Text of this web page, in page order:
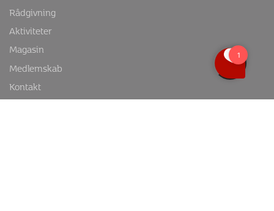
Rådgivning
Aktiviteter
Magasin
Medlemskab
Kontakt
Test din risiko